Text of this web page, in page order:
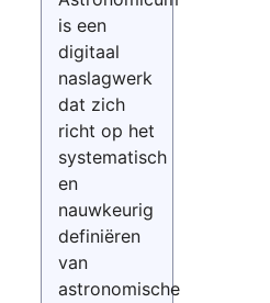
is een
digitaal
naslagwerk
dat zich
richt op het
systematisch
en
nauwkeurig
definiëren
van
astronomische